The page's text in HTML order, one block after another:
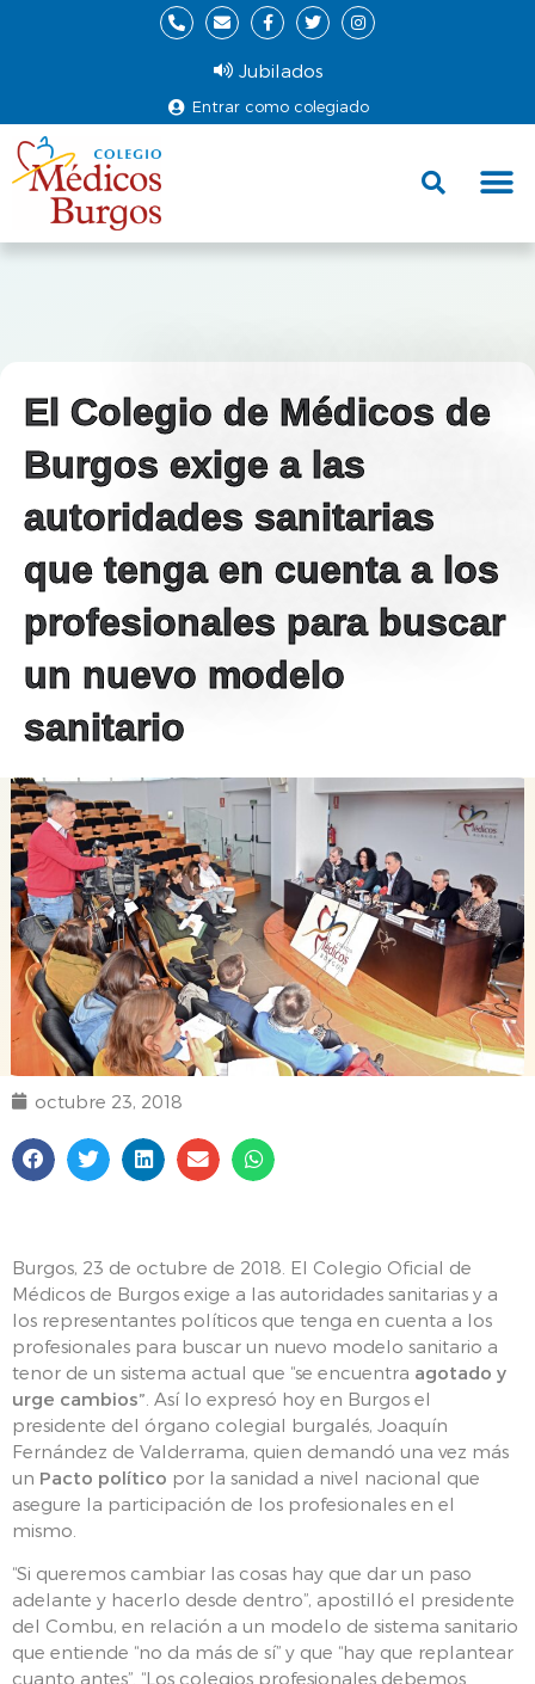
Entrar como colegiado
Jubilados
El Colegio de Médicos de
Burgos exige a las
autoridades sanitarias
que tenga en cuenta a los
profesionales para buscar
un nuevo modelo
sanitario
octubre 23, 2018
Burgos, 23 de octubre de 2018. El Colegio Oficial de
Médicos de Burgos exige a las autoridades sanitarias y a
los representantes políticos que tenga en cuenta a los
profesionales para buscar un nuevo modelo sanitario a
tenor de un sistema actual que “se encuentra agotado y
urge cambios” . Así lo expresó hoy en Burgos el
presidente del órgano colegial burgalés, Joaquín
Fernández de Valderrama, quien demandó una vez más
un Pacto político por la sanidad a nivel nacional que
asegure la participación de los profesionales en el
mismo.
“Si queremos cambiar las cosas hay que dar un paso
adelante y hacerlo desde dentro”, apostilló el presidente
del Combu, en relación a un modelo de sistema sanitario
que entiende “no da más de sí” y que “hay que replantear
cuanto antes”. “Los colegios profesionales debemos